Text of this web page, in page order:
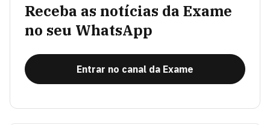
Receba as notícias da Exame
no seu WhatsApp
Entrar no canal da Exame